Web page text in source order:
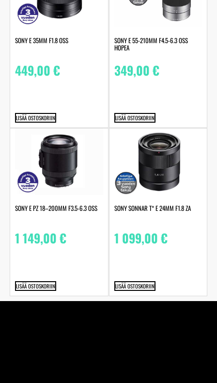
SONY E 35MM F1.8 OSS
449,00€
LISÄÄ OSTOSKORIIN
SONY E 55-210MM F4.5-6.3 OSS
HOPEA
349,00€
LISÄÄ OSTOSKORIIN
SONY E PZ 18–200MM F3.5-6.3 OSS
1 149,00€
LISÄÄ OSTOSKORIIN
SONY SONNAR T* E 24MM F1.8 ZA
1 099,00€
LISÄÄ OSTOSKORIIN